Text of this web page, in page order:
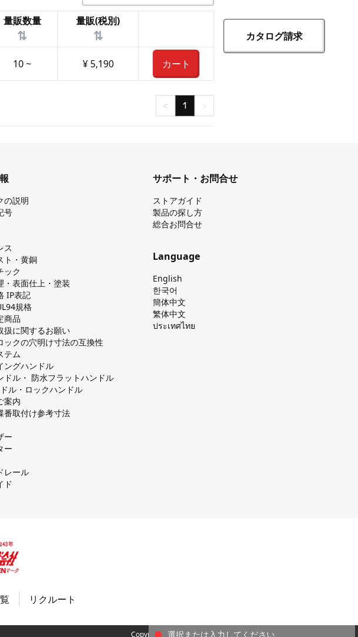
量販数量
⇅
量販(税別)
⇅
10~ ¥ 5,190 カート
< 1 >
カタログ請求
の説明
号
ス
ト・⻩銅
ック
・表面仕上・塗装
IP表記
規格
商品
扱に関するお願い
ックの⽳明け⼨法の互換性
テム
ングハンドル
ドル・ 防⽔フラットハンドル
ル・ロックハンドル
案内
番取付け参考⼨法
ー
ー
レール
ド
サポート・お問合せ
ストアガイド
製品の探し⽅
総合お問合せ
Language
English
한국어
簡体中文
繁体中文
ประเทศไทย
リクルート
Copyright ®︎ TAKIGEN MFG CO., LTD. All Rights reserved.